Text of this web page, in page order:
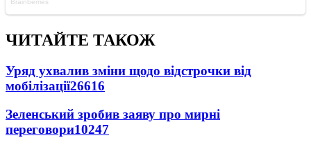
ЧИТАЙТЕ ТАКОЖ
Уряд ухвалив зміни щодо відстрочки від
мобілізації26616
Зеленський зробив заяву про мирні
переговори10247